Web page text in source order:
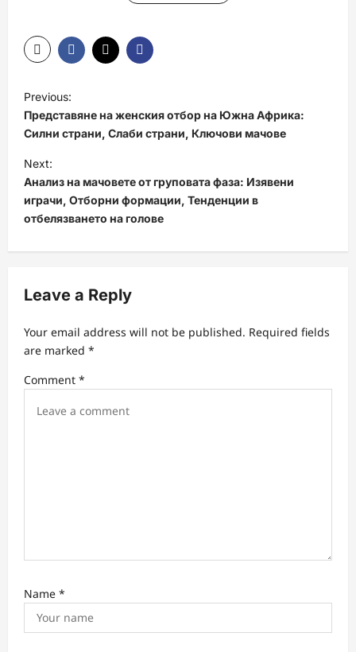
o
s
t
n
a
g
t
i
o
Previous:
Представяне на женския отбор на Южна Африка:
Силни страни, Слаби страни, Ключови мачове
Next:
Анализ на мачовете от груповата фаза: Изявени
играчи, Отборни формации, Тенденции в
отбелязването на голове
Leave a Reply
Your email address will not be published. Required fields
are marked *
Comment *
Name *